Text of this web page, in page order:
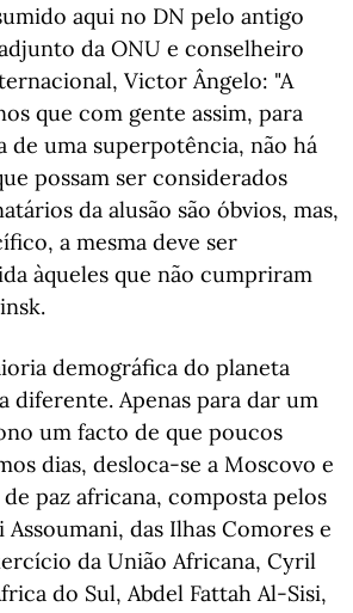
aqui no DN pelo antigo
da ONU e conselheiro
Victor Ângelo: "A
que com gente assim, para
de uma superpotência, não há
possam ser considerados
da alusão são óbvios, mas,
a mesma deve ser
àqueles que não cumpriram
demográfica do planeta
diferente. Apenas para dar um
um facto de que poucos
dias, desloca-se a Moscovo e
paz africana, composta pelos
das Ilhas Comores e
da União Africana, Cyril
do Sul, Abdel Fattah Al-Sisi,